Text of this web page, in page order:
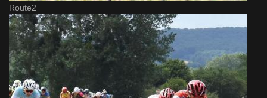
Route2